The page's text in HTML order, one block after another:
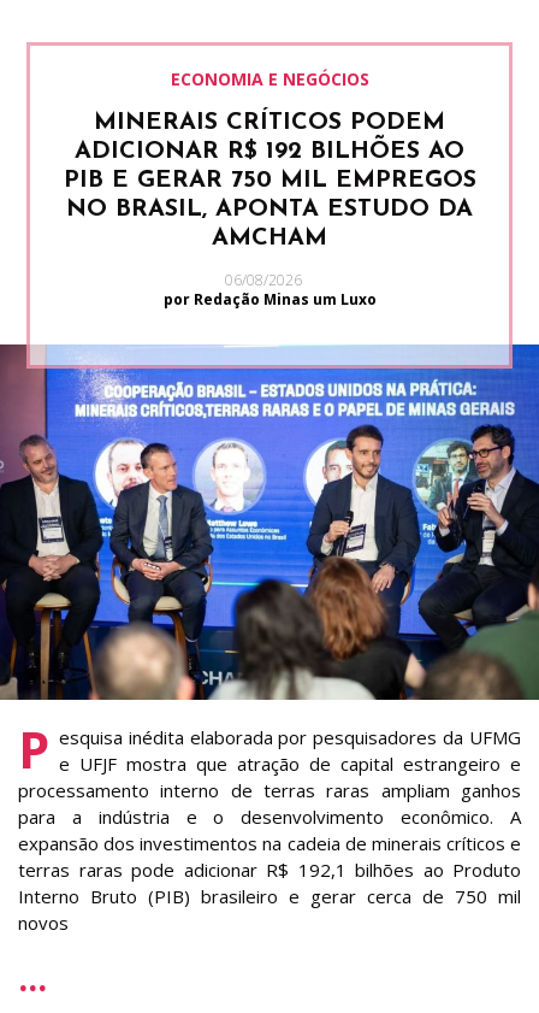
ECONOMIA E NEGÓCIOS
MINERAIS CRÍTICOS PODEM
ADICIONAR R$ 192 BILHÕES AO
PIB E GERAR 750 MIL EMPREGOS
NO BRASIL, APONTA ESTUDO DA
AMCHAM
06/08/2026
por Redação Minas um Luxo
P esquisa inédita elaborada por pesquisadores da UFMG
e UFJF mostra que atração de capital estrangeiro e
processamento interno de terras raras ampliam ganhos
para a indústria e o desenvolvimento econômico. A
expansão dos investimentos na cadeia de minerais críticos e
terras raras pode adicionar R$ 192,1 bilhões ao Produto
Interno Bruto (PIB) brasileiro e gerar cerca de 750 mil
novos